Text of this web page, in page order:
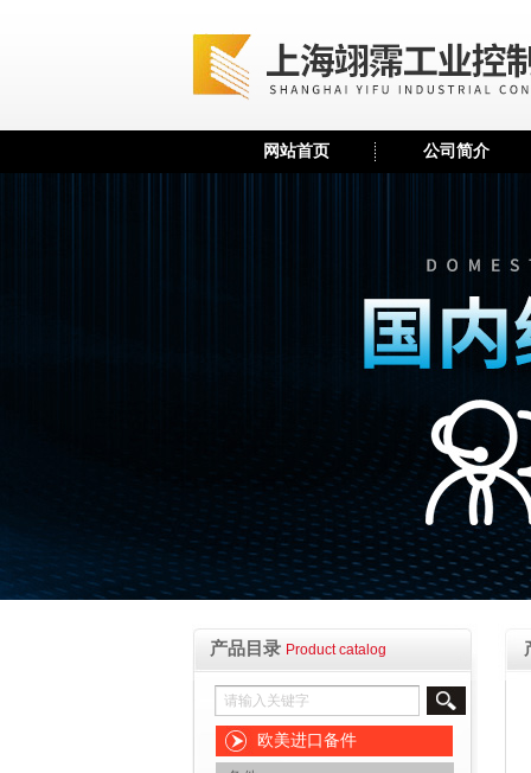
网站首页 公司简介
产品目录 Product catalog
欧美进口备件